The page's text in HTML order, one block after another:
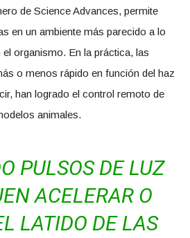
de Science Advances, permite
en un ambiente más parecido a lo
organismo. En la práctica, las
o menos rápido en función del haz
han logrado el control remoto de
animales.
PULSOS DE LUZ
ACELERAR O
LATIDO DE LAS